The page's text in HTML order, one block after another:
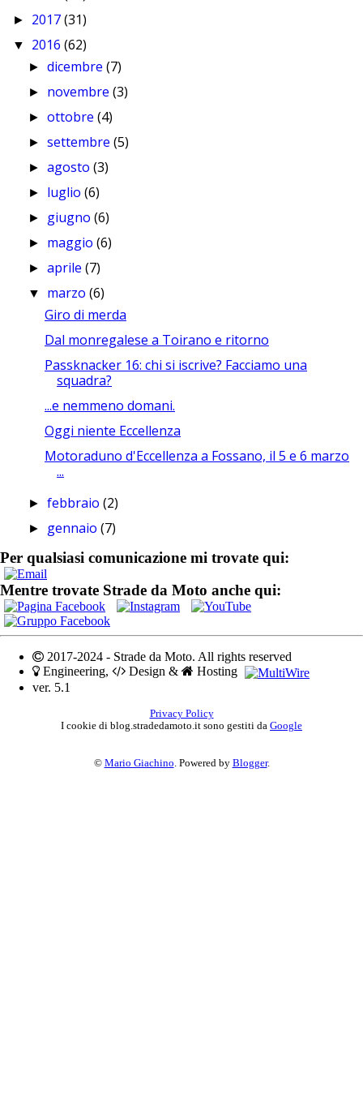
► 2017(31)
▼ 2016 (62)
►dicembre(7)
► novembre(3)
►ottobre(4)
►settembre(5)
►agosto(3)
► luglio(6)
► giugno(6)
► maggio(6)
►aprile(7)
▼ marzo(6)
Giro di merda
Dal monregalese a Toirano e ritorno
Passknacker 16: chi si iscrive? Facciamo una
squadra?
...e nemmeno domani.
Oggi niente Eccellenza
Motoraduno d'Eccellenza a Fossano, il 5 e 6 marzo
...
►febbraio(2)
► gennaio(7)
Per qualsiasi comunicazione mi trovate qui:
Mentre trovate Strade da Moto anche qui:
2017-2024 - Strade da Moto. All rights reserved
Engineering,
Design &
Hosting
ver. 5.1
Privacy Policy
I cookie di blog.stradedamoto.it sono gestiti da Google
© Mario Giachino . Powered by Blogger.